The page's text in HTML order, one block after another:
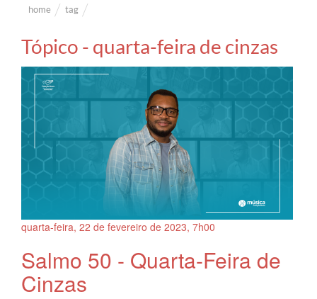
home tag
Tópico - quarta-feira de cinzas
quarta-feira, 22 de fevereiro de 2023, 7h00
Salmo 50 - Quarta-Feira de
Cinzas